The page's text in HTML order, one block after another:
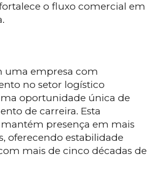
o fluxo comercial em
uma empresa com
no setor logístico
oportunidade única de
de carreira. Esta
presença em mais
oferecendo estabilidade
mais de cinco décadas de